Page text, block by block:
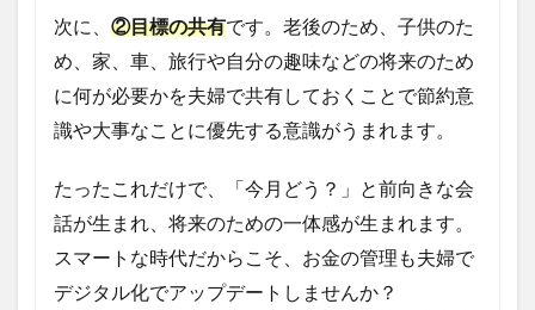
次に、 ②目標の共有です。老後のため、子供のた
め、家、車、旅行や自分の趣味などの将来のため
に何が必要かを夫婦で共有しておくことで節約意
識や大事なことに優先する意識がうまれます。
たったこれだけで、「今月どう？」と前向きな会
話が生まれ、将来のための一体感が生まれます。
スマートな時代だからこそ、お金の管理も夫婦で
デジタル化でアップデートしませんか？